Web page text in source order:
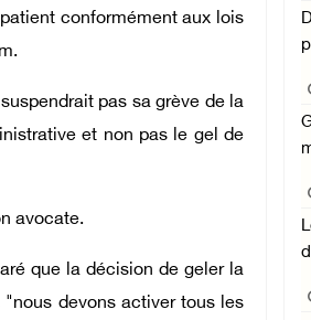
conformément aux lois
pas sa grève de la
et non pas le gel de
avocate.
que la décision de geler la
devons activer tous les